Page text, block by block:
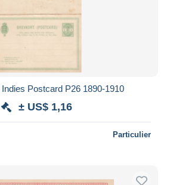
Postcard P26 1890-1910
± US$ 1,16
Particulier